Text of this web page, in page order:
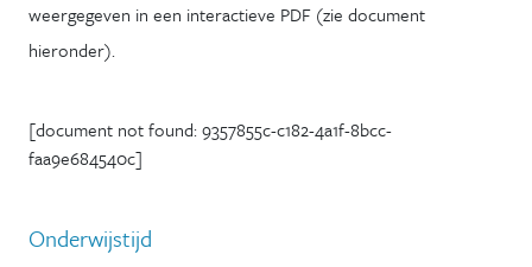
weergegeven in een interactieve PDF (zie document
hieronder).
[document not found: 9357855c-c182-4a1f-8bcc-
faa9e684540c]
Onderwijstijd